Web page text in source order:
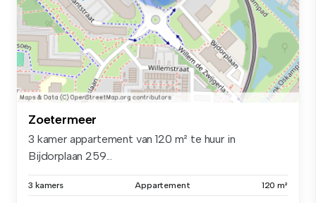
Zoetermeer
3 kamer appartement van 120 m² te huur in
Bijdorplaan 259...
3 kamers Appartement 120 m²